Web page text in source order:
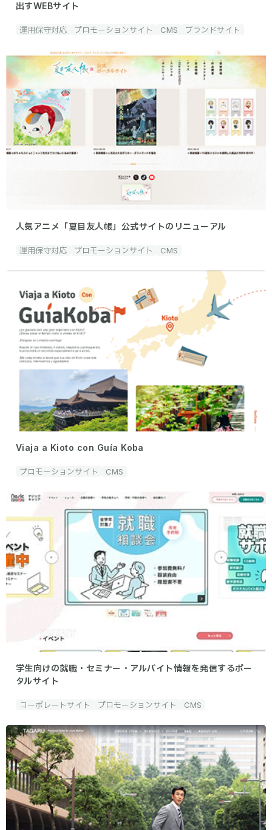
出すWEBサイト
運用保守対応 プロモーションサイト CMS ブランドサイト
人気アニメ「夏目友人帳」公式サイトのリニューアル
運用保守対応 プロモーションサイト CMS
Viaja a Kioto con Guía Koba
プロモーションサイト CMS
学生向けの就職・セミナー・アルバイト情報を発信するポー
タルサイト
コーポレートサイト プロモーションサイト CMS